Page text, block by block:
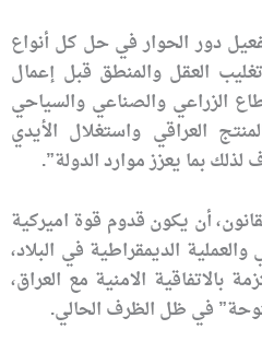
دور الحوار في حل كل أنواع
العقل والمنطق قبل إعمال
الزراعي والصناعي والسياحي
العراقي واستغلال الأيدي
لذلك بما يعزز موارد الدولة”.
أن يكون قدوم قوة اميركية
الديمقراطية في البلاد،
بالاتفاقية الامنية مع العراق،
في ظل الظرف الحالي.